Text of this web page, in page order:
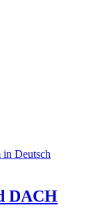
in Deutsch
DACH